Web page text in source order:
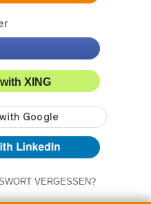
XING
VERGESSEN?